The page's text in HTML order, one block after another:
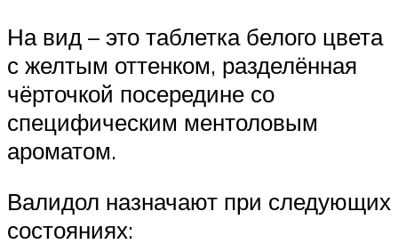
На вид – это таблетка белого цвета
с желтым оттенком, разделённая
чёрточкой посередине со
специфическим ментоловым
ароматом.
Валидол назначают при следующих
состояниях: